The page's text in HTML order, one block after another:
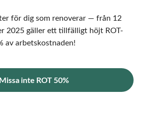
för dig som renoverar — från 12
2025 gäller ett tillfälligt höjt ROT-
av arbetskostnaden!
Missa inte ROT 50%